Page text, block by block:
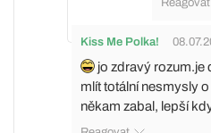
Reagovat
Kiss Me Polka!
jo zdravý rozum.je
mlít totální nesmysly
někam zabal, lepší